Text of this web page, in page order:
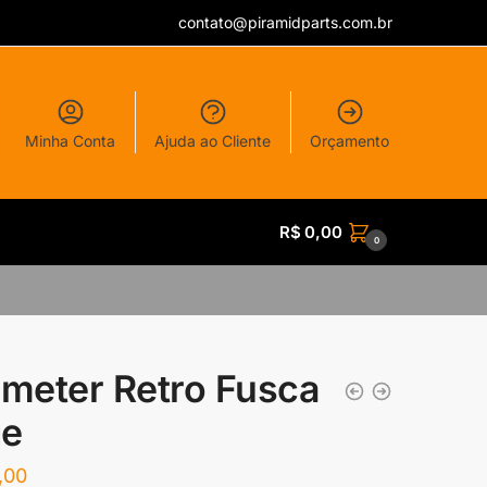
contato@piramidparts.com.br
Minha Conta Ajuda ao Cliente Orçamento
R$ 0,00 0
Retro Fusca